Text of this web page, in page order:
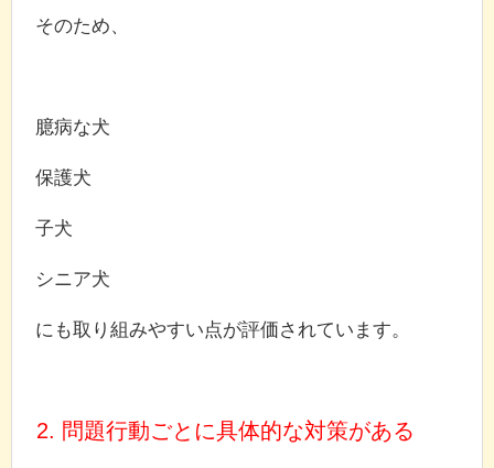
そのため、
臆病な犬
保護犬
子犬
シニア犬
にも取り組みやすい点が評価されています。
2. 問題行動ごとに具体的な対策がある